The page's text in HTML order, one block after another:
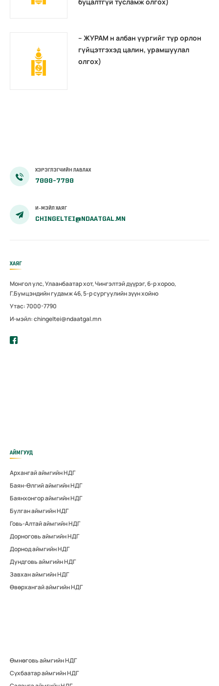
буцалтгүй тусламж олгох)
– ЖУРАМ н албан үүргийг түр орлон
гүйцэтгэхэд цалин, урамшуулал
олгох)
ХЭРЭГЛЭГЧИЙН ЛАВЛАХ
7000-7790
И-МЭЙЛ ХАЯГ
CHINGELTEI@NDAATGAL.MN
ХАЯГ
Монгол улс, Улаанбаатар хот, Чингэлтэй дүүрэг, 6-р хороо,
Г.Бумцэндийн гудамж 46, 5-р сургуулийн зүүн хойно
Утас: 7000-7790
И-мэйл: chingeltei@ndaatgal.mn
АЙМГУУД
Архангай аймгийн НДГ
Баян-Өлгий аймгийн НДГ
Баянхонгор аймгийн НДГ
Булган аймгийн НДГ
Говь-Алтай аймгийн НДГ
Дорноговь аймгийн НДГ
Дорнод аймгийн НДГ
Дундговь аймгийн НДГ
Завхан аймгийн НДГ
Өвөрхангай аймгийн НДГ
Өмнөговь аймгийн НДГ
Сүхбаатар аймгийн НДГ